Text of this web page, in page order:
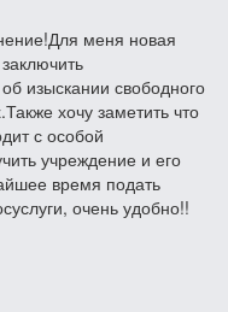
меня новая
изыскании свободного
хочу заметить что
с особой
учреждение и его
время подать
очень удобно!!